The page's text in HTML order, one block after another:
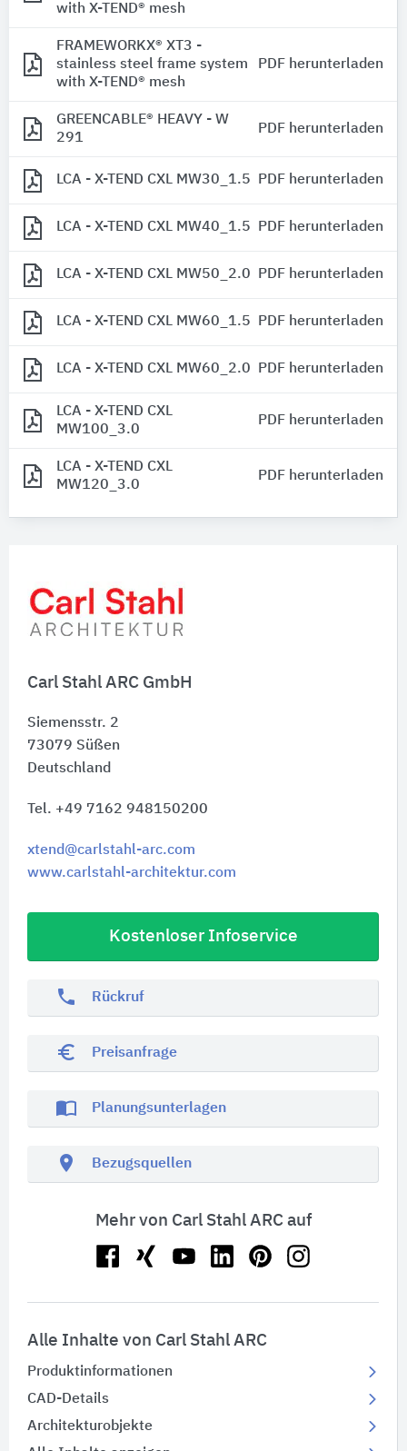
Carl Stahl ARC GmbH
Siemensstr. 2
73079 Süßen
Deutschland
Tel. +49 7162 948150200
xtend@carlstahl-arc.com
www.carlstahl-architektur.com
Kostenloser Infoservice
phone Rückruf
euro_symbol Preisanfrage
import_contacts Planungsunterlagen
location_on Bezugsquellen
Mehr von Carl Stahl ARC auf
Alle Inhalte von Carl Stahl ARC
Produktinformationen
CAD-Details
Architekturobjekte
with X-TEND® mesh
FRAMEWORKX® XT3 -
stainless steel frame system
with X-TEND® mesh
PDF herunterladen
GREENCABLE® HEAVY - W
291
PDF herunterladen
LCA - X-TEND CXL MW30_1.5 PDF herunterladen
LCA - X-TEND CXL MW40_1.5 PDF herunterladen
LCA - X-TEND CXL MW50_2.0 PDF herunterladen
LCA - X-TEND CXL MW60_1.5 PDF herunterladen
LCA - X-TEND CXL MW60_2.0 PDF herunterladen
LCA - X-TEND CXL
MW100_3.0
PDF herunterladen
LCA - X-TEND CXL
MW120_3.0
PDF herunterladen